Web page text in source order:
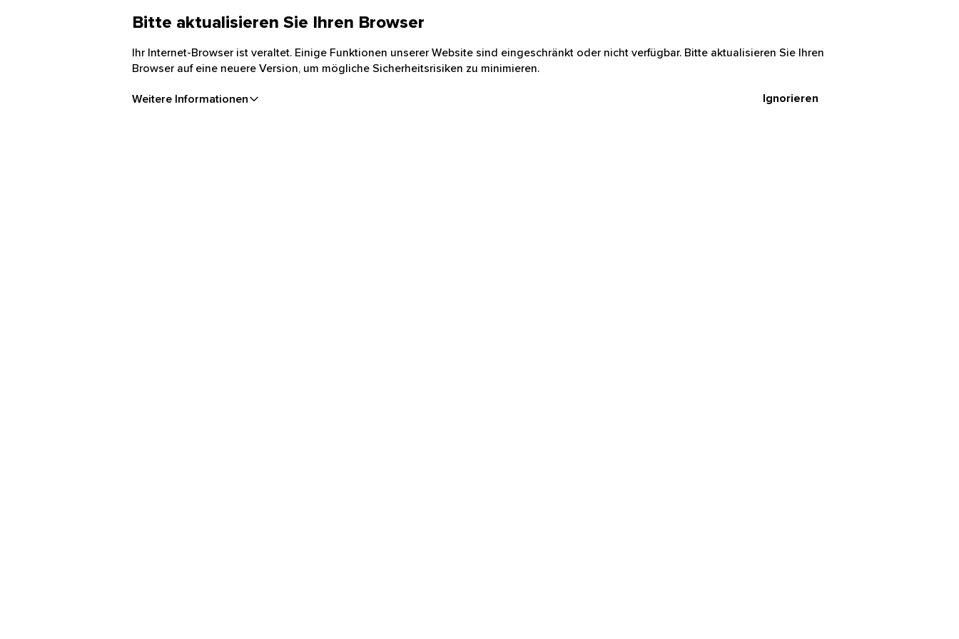
Bitte aktualisieren Sie Ihren Browser
Ihr Internet-Browser ist veraltet. Einige Funktionen unserer Website sind eingeschränkt oder nicht verfügbar. Bitte aktualisieren Sie Ihren
Browser auf eine neuere Version, um mögliche Sicherheitsrisiken zu minimieren.
Weitere Informationen Ignorieren